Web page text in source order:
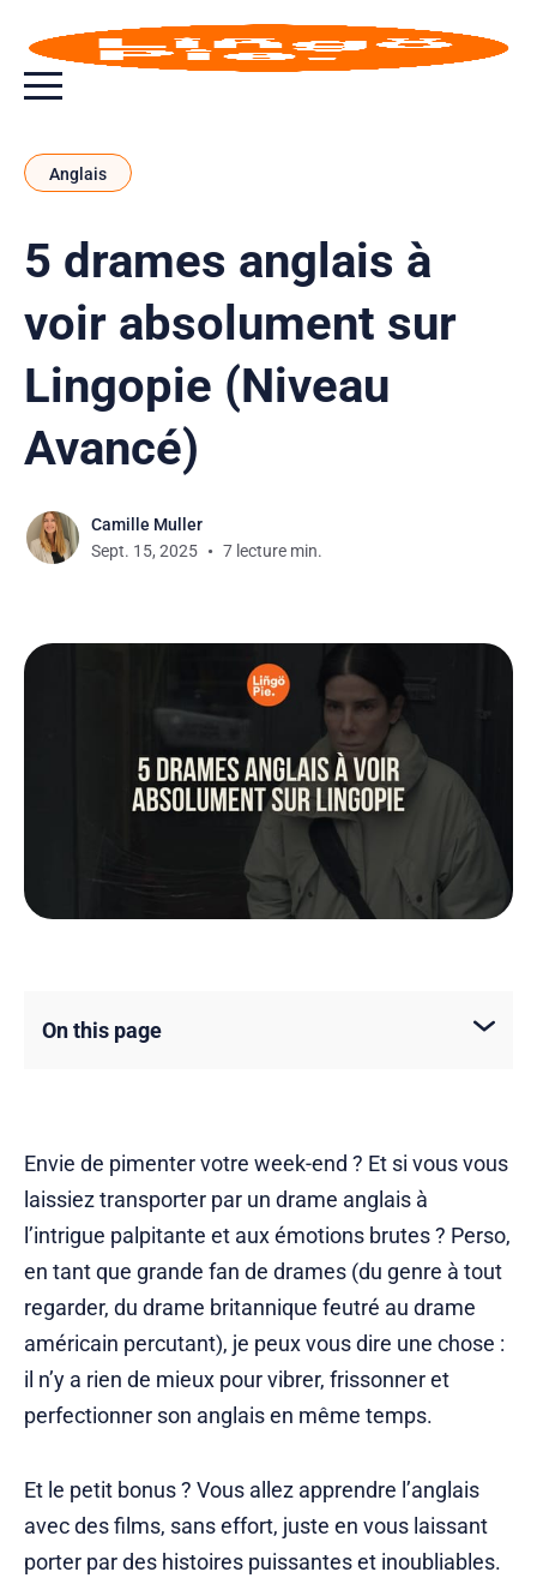
Bouton bascule de menu
Anglais
5 drames anglais à
voir absolument sur
Lingopie (Niveau
Avancé)
Camille Muller
Sept. 15, 2025
7 lecture min.
On this page
Envie de pimenter votre week-end ? Et si vous vous
laissiez transporter par un drame anglais à
l’intrigue palpitante et aux émotions brutes ? Perso,
en tant que grande fan de drames (du genre à tout
regarder, du drame britannique feutré au drame
américain percutant), je peux vous dire une chose :
il n’y a rien de mieux pour vibrer, frissonner et
perfectionner son anglais en même temps.
Et le petit bonus ? Vous allez apprendre l’anglais
avec des films, sans effort, juste en vous laissant
porter par des histoires puissantes et inoubliables.